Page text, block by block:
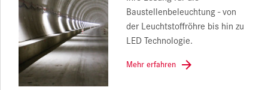
Baustellenbeleuchtung - von
der Leuchtstoffröhre bis hin zu
LED Technologie.
Mehr erfahren